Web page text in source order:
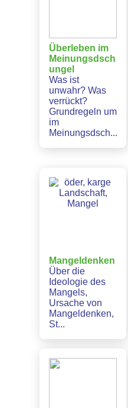
Überleben im
Meinungsdsch
ungel
Was ist
unwahr? Was
verrückt?
Grundregeln um
im
Meinungsdsch...
Mangeldenken
Über die
Ideologie des
Mangels,
Ursache von
Mangeldenken,
St...